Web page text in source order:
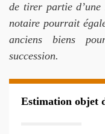
de tirer partie
notaire pourrait
anciens biens
succession.
Estimation objet